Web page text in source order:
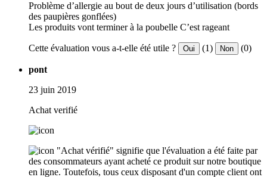
Problème d’allergie au bout de deux jours d’utilisation (bords
des paupières gonflées)
Les produits vont terminer à la poubelle C’est rageant
Cette évaluation vous a-t-elle été utile ? Oui (1) Non (0)
pont
23 juin 2019
Achat verifié
"Achat vérifié" signifie que l'évaluation a été faite par
des consommateurs ayant acheté ce produit sur notre boutique
en ligne. Toutefois, tous ceux disposant d'un compte client ont